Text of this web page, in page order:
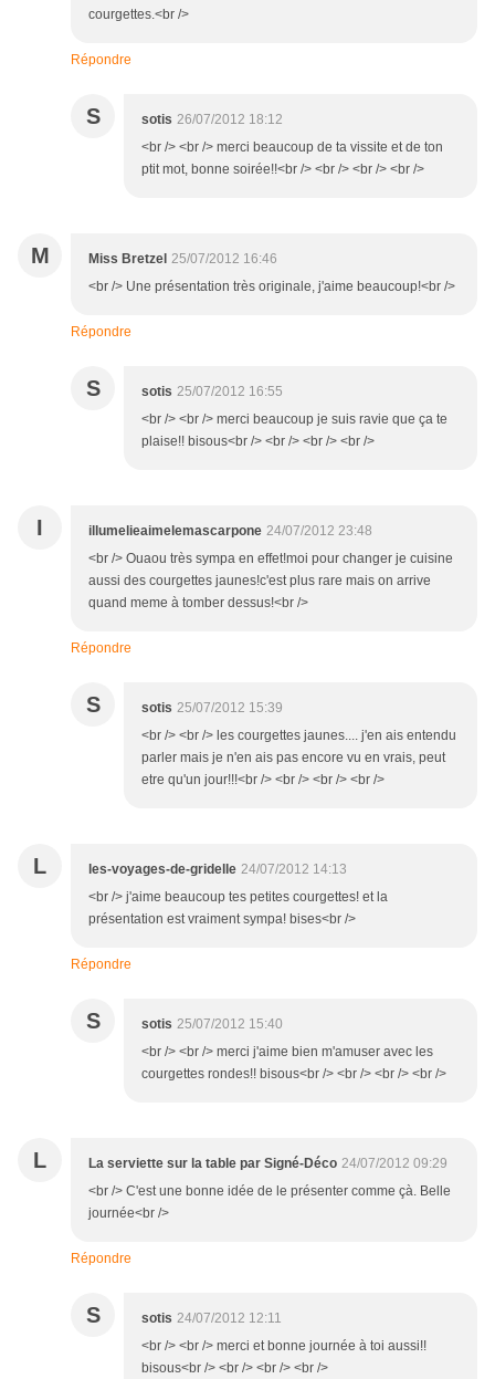
courgettes.<br />
Répondre
S sotis 26/07/2012 18:12
<br /> <br /> merci beaucoup de ta vissite et de ton
ptit mot, bonne soirée!!<br /> <br /> <br /> <br />
M Miss Bretzel 25/07/2012 16:46
<br /> Une présentation très originale, j'aime beaucoup!<br />
Répondre
S sotis 25/07/2012 16:55
<br /> <br /> merci beaucoup je suis ravie que ça te
plaise!! bisous<br /> <br /> <br /> <br />
I illumelieaimelemascarpone 24/07/2012 23:48
<br /> Ouaou très sympa en effet!moi pour changer je cuisine
aussi des courgettes jaunes!c'est plus rare mais on arrive
quand meme à tomber dessus!<br />
Répondre
S sotis 25/07/2012 15:39
<br /> <br /> les courgettes jaunes.... j'en ais entendu
parler mais je n'en ais pas encore vu en vrais, peut
etre qu'un jour!!!<br /> <br /> <br /> <br />
L les-voyages-de-gridelle 24/07/2012 14:13
<br /> j'aime beaucoup tes petites courgettes! et la
présentation est vraiment sympa! bises<br />
Répondre
S sotis 25/07/2012 15:40
<br /> <br /> merci j'aime bien m'amuser avec les
courgettes rondes!! bisous<br /> <br /> <br /> <br />
L La serviette sur la table par Signé-Déco 24/07/2012 09:29
<br /> C'est une bonne idée de le présenter comme çà. Belle
journée<br />
Répondre
S sotis 24/07/2012 12:11
<br /> <br /> merci et bonne journée à toi aussi!!
bisous<br /> <br /> <br /> <br />